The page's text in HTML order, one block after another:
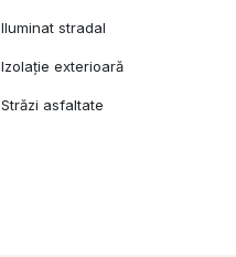
Iluminat stradal
Izolație exterioară
Străzi asfaltate